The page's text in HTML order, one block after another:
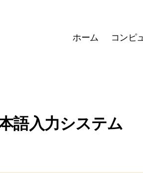
ホーム コンピ
語入力システム